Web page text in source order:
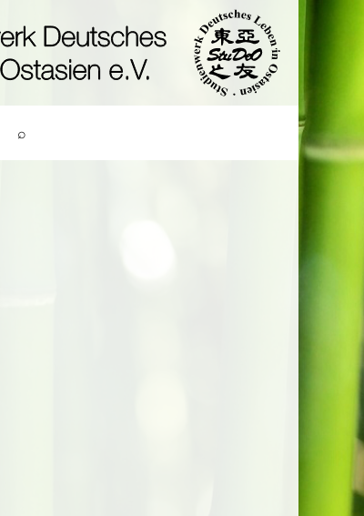
⌕